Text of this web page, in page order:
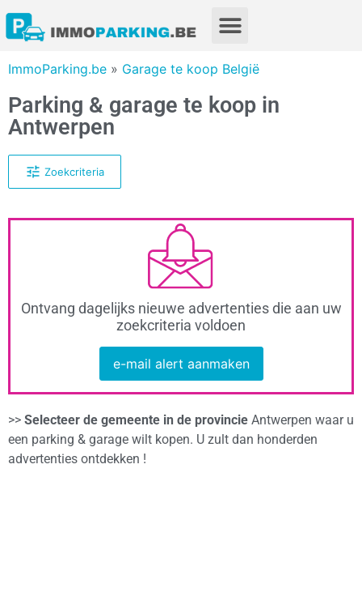
ImmoParking.be » Garage te koop België
Parking & garage te koop in
Antwerpen
Zoekcriteria
Ontvang dagelijks nieuwe advertenties die aan uw
zoekcriteria voldoen
e-mail alert aanmaken
>> Selecteer de gemeente in de provincie Antwerpen waar u
een parking & garage wilt kopen. U zult dan honderden
advertenties ontdekken !